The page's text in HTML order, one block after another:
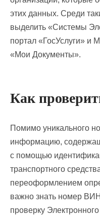
этих данных. Среди
выделить «Системы
портал «ГосУслуги» и
«Мои Документы».
Как
Помимо уникального
информацию,
с помощью
транспортного
переоформлением
важно знать номер
проверку